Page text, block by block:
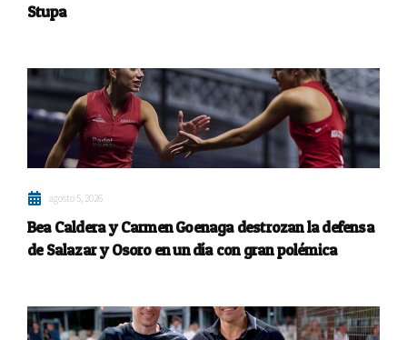
Stupa
agosto 5, 2026
Bea Caldera y Carmen Goenaga destrozan la defensa
de Salazar y Osoro en un día con gran polémica